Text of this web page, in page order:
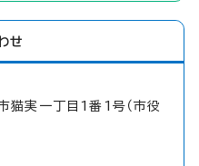
せ
実一丁目1番1号（市役